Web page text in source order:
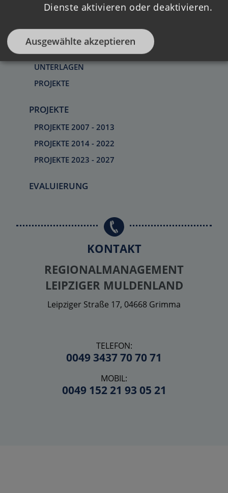
UNTERLAGEN
PROJEKTE
PROJEKTE
PROJEKTE 2007 - 2013
PROJEKTE 2014 - 2022
PROJEKTE 2023 - 2027
EVALUIERUNG
KONTAKT
REGIONALMANAGEMENT
LEIPZIGER MULDENLAND
Leipziger Straße 17, 04668 Grimma
TELEFON:
0049 3437 70 70 71
MOBIL:
0049 152 21 93 05 21
Dienste aktivieren oder deaktivieren.
Ausgewählte akzeptieren